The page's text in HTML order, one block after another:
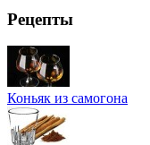
Рецепты
Коньяк из самогона